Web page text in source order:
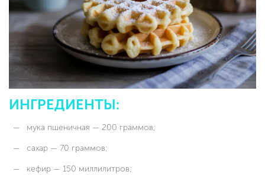
ИНГРЕДИЕНТЫ:
мука пшеничная — 200 граммов;
сахар — 70 граммов;
кефир — 150 миллилитров;